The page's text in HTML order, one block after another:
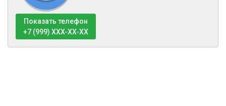
Показать телефон
+7 (999) XXX-XX-XX